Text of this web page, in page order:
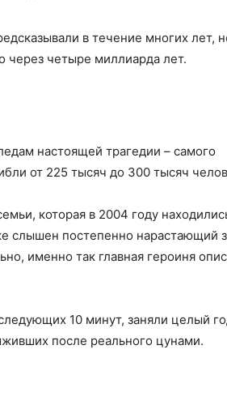
в течение многих лет,
через четыре миллиарда лет.
настоящей трагедии – самого
от 225 тысяч до 300 тысяч
которая в 2004 году
слышен постепенно нарастающий
именно так главная героиня
10 минут, заняли целый
после реального цунами.